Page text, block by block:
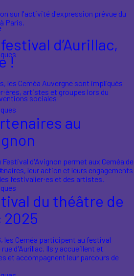
sociales
sur l'activité d'expression prévue du
Paris.
d’Aurillac,
!
les Ceméa Auvergne sont impliqués
artistes et groupes lors du
au
Festival d'Avignon permet aux Ceméa de
leur action et leurs engagements
festivalier⋅es et des artistes.
du théâtre de
2025
les Ceméa participent au festival
d'Aurillac. Ils y accueillent et
et accompagnent leur parcours de